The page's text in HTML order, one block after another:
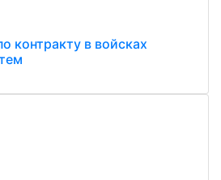
контракту в войсках